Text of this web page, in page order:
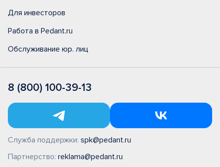
Для инвесторов
Работа в Pedant.ru
Обслуживание юр. лиц
8 (800) 100-39-13
Служба поддержки: spk@pedant.ru
Партнерство: reklama@pedant.ru